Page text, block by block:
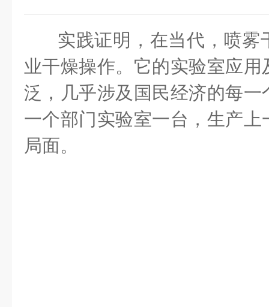
实践证明，在当代，喷雾
业干燥操作。它的实验室应
泛，几乎涉及国民经济的每
一个部门实验室一台，生产
局面。